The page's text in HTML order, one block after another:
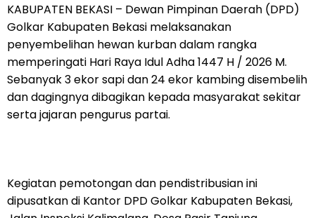
KABUPATEN BEKASI – Dewan Pimpinan Daerah (DPD)
Golkar Kabupaten Bekasi melaksanakan
penyembelihan hewan kurban dalam rangka
memperingati Hari Raya Idul Adha 1447 H / 2026 M.
Sebanyak 3 ekor sapi dan 24 ekor kambing disembelih
dan dagingnya dibagikan kepada masyarakat sekitar
serta jajaran pengurus partai.
Kegiatan pemotongan dan pendistribusian ini
dipusatkan di Kantor DPD Golkar Kabupaten Bekasi,